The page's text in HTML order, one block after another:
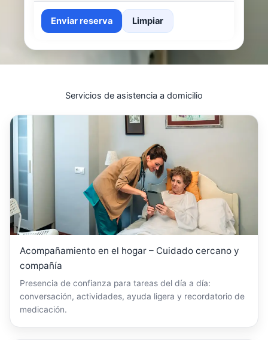
Enviar reserva Limpiar
Servicios de asistencia a domicilio
Acompañamiento en el hogar – Cuidado cercano y
compañía
Presencia de confianza para tareas del día a día:
conversación, actividades, ayuda ligera y recordatorio de
medicación.